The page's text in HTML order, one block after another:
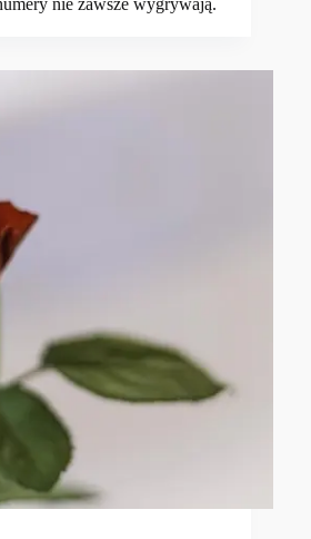
nie zawsze wygrywają.